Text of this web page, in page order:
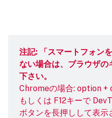
注記: 「スマートフォン
ない場合は、ブラウザの
下さい。
Chromeの場合: option +
もしくは F12キーで
ボタンを長押しして表